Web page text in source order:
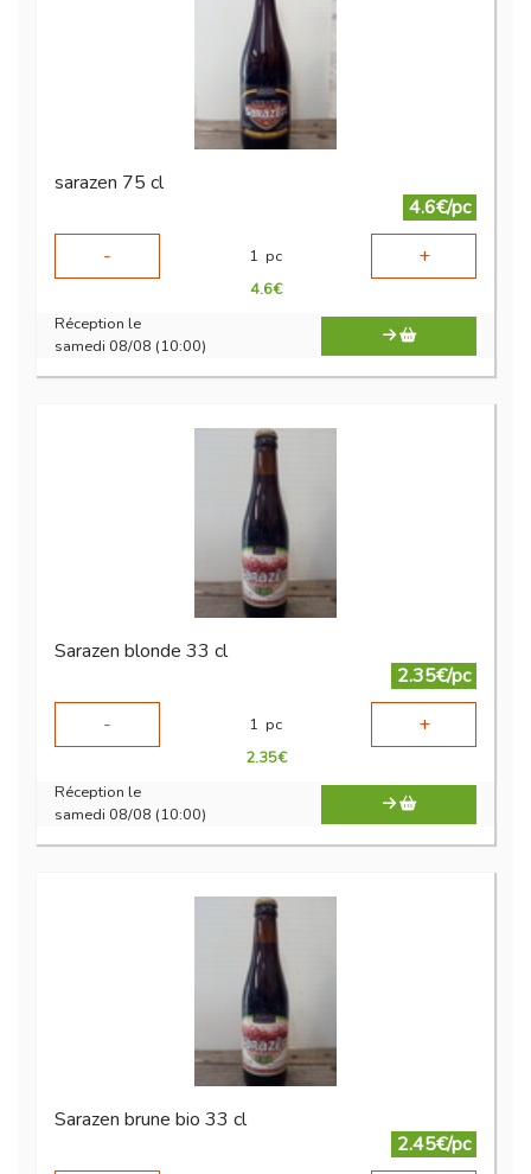
sarazen 75 cl
4.6€/pc
-
1 pc +
4.6€
Réception le
samedi 08/08 (10:00)
Sarazen blonde 33 cl
2.35€/pc
-
1 pc +
2.35€
Réception le
samedi 08/08 (10:00)
Sarazen brune bio 33 cl
2.45€/pc